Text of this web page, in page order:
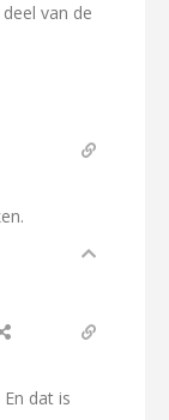
van de
dat is